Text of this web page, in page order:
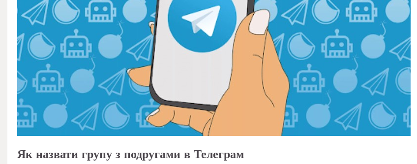
Як назвати групу з подругами в Телеграм